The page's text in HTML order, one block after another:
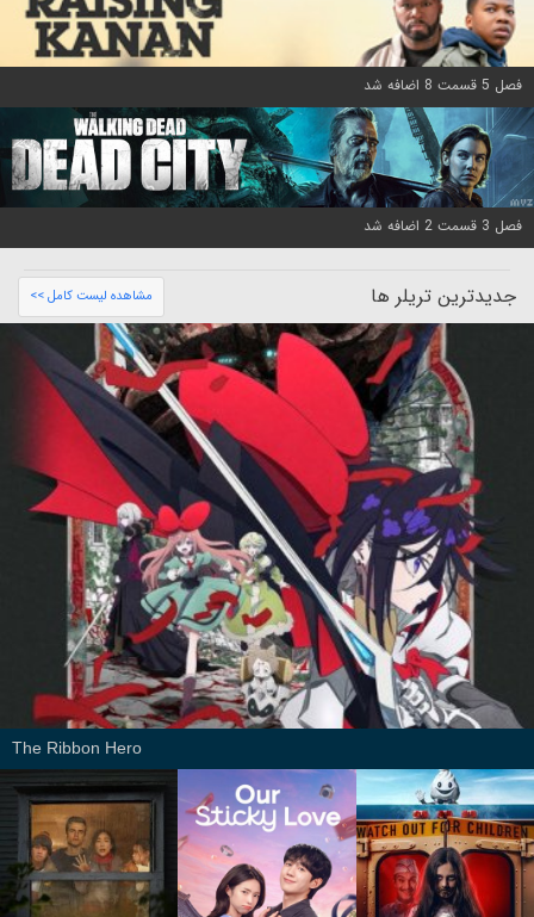
فصل 5 قسمت 8 اضافه شد
فصل 3 قسمت 2 اضافه شد
جدیدترین تریلر ها مشاهده لیست کامل >>
The Ribbon Hero